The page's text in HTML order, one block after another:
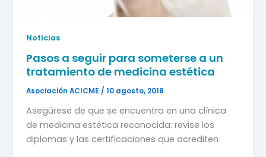
Noticias
Pasos a seguir para someterse a un
tratamiento de medicina estética
Asociación ACICME /10 agosto, 2018
Asegúrese de que se encuentra en una clínica
de medicina estética reconocida: revise los
diplomas y las certificaciones que acrediten